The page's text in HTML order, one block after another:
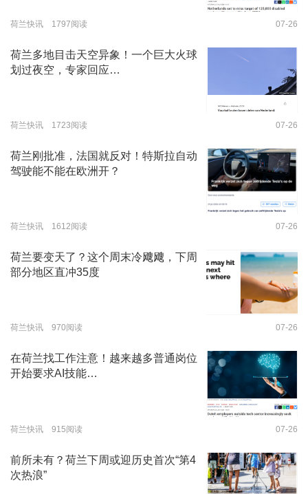
荷兰快讯 1797阅读 07-26
荷兰多地目击天空异象！一个巨大火球
划过夜空，专家回应…
荷兰快讯 1723阅读 07-26
荷兰刚批准，法国就反对！特斯拉自动
驾驶能不能在欧洲开？
荷兰快讯 1612阅读 07-26
荷兰要变天了？这个周末冷飕飕，下周
部分地区直冲35度
荷兰快讯 970阅读 07-26
在荷兰找工作注意！越来越多普通岗位
开始要求AI技能…
荷兰快讯 915阅读 07-26
前所未有？荷兰下周或迎历史首次“第4
次热浪”